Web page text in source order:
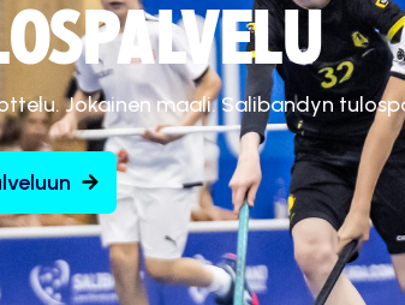
Jokainen maali. Salibandyn